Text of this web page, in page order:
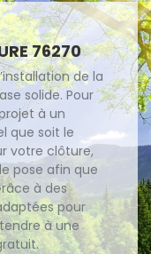
76270
de la
solide. Pour
à un
que soit le
votre clôture,
pose afin que
à des
pour
à une